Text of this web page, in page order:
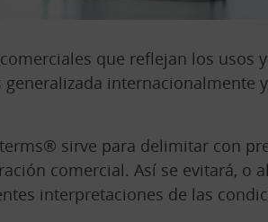
que reflejan los usos
sirve para delimitar con
comercial. Así se evitará, o
interpretaciones de las